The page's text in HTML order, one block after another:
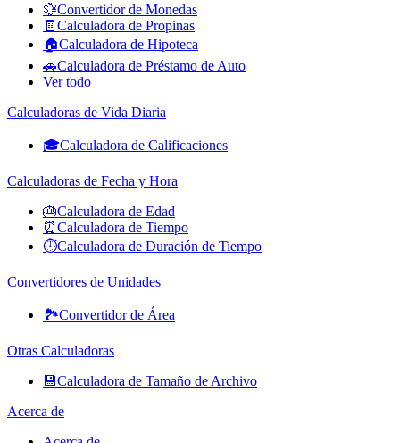
💱Convertidor de Monedas
🧾 Calculadora de Propinas
🏠Calculadora de Hipoteca
🚗Calculadora de Préstamo de Auto
Ver todo
Calculadoras de Vida Diaria
🎓Calculadora de Calificaciones
Calculadoras de Fecha y Hora
🎂Calculadora de Edad
⏰Calculadora de Tiempo
⏱️Calculadora de Duración de Tiempo
Convertidores de Unidades
🏞️Convertidor de Área
Otras Calculadoras
💾Calculadora de Tamaño de Archivo
Acerca de